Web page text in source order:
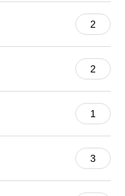
2
2
1
3